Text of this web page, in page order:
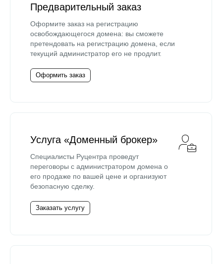
Предварительный заказ
Оформите заказ на регистрацию
освобождающегося домена: вы сможете
претендовать на регистрацию домена, если
текущий администратор его не продлит.
Оформить заказ
Услуга «Доменный брокер»
Специалисты Руцентра проведут
переговоры с администратором домена о
его продаже по вашей цене и организуют
безопасную сделку.
Заказать услугу